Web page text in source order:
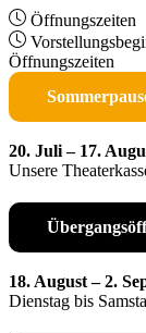
Öffnungszeiten
Öffnungszeiten
20. Juli – 17.
Unsere
18. August – 2.
Dienstag bis